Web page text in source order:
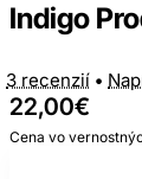
Indigo
3 recenzií •
22,00€
Cena vo